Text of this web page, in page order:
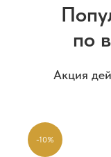
по
Акция
-10%